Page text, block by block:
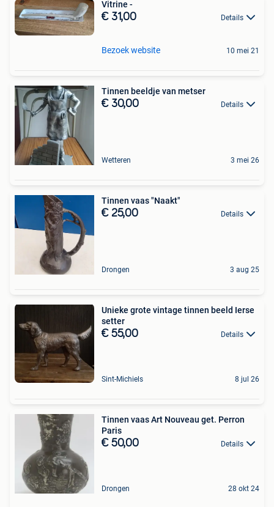
Vitrine -
€ 31,00 Details
Bezoek website 10 mei 21
Tinnen beeldje van metser
€ 30,00 Details
Wetteren 3 mei 26
Tinnen vaas "Naakt"
€ 25,00 Details
Drongen 3 aug 25
Unieke grote vintage tinnen beeld Ierse
setter
€ 55,00 Details
Sint-Michiels 8 jul 26
Tinnen vaas Art Nouveau get. Perron
Paris
€ 50,00 Details
Drongen 28 okt 24